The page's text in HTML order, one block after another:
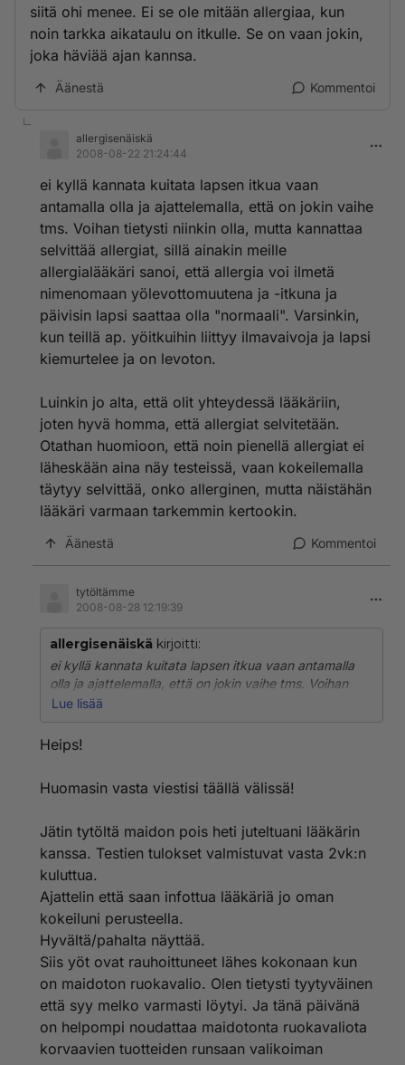
siitä ohi menee. Ei se ole mitään allergiaa, kun
noin tarkka aikataulu on itkulle. Se on vaan jokin,
joka häviää ajan kannsa.
Äänestä Kommentoi
allergisenäiskä
2008-08-22 21:24:44
ei kyllä kannata kuitata lapsen itkua vaan
antamalla olla ja ajattelemalla, että on jokin vaihe
tms. Voihan tietysti niinkin olla, mutta kannattaa
selvittää allergiat, sillä ainakin meille
allergialääkäri sanoi, että allergia voi ilmetä
nimenomaan yölevottomuutena ja -itkuna ja
päivisin lapsi saattaa olla "normaali". Varsinkin,
kun teillä ap. yöitkuihin liittyy ilmavaivoja ja lapsi
kiemurtelee ja on levoton.
Luinkin jo alta, että olit yhteydessä lääkäriin,
joten hyvä homma, että allergiat selvitetään.
Otathan huomioon, että noin pienellä allergiat ei
läheskään aina näy testeissä, vaan kokeilemalla
täytyy selvittää, onko allerginen, mutta näistähän
lääkäri varmaan tarkemmin kertookin.
Äänestä Kommentoi
tytöltämme
2008-08-28 12:19:39
allergisenäiskä kirjoitti:
ei kyllä kannata kuitata lapsen itkua vaan antamalla
olla ja ajattelemalla, että on jokin vaihe tms. Voihan
tietysti niinkin olla, mutta kannattaa selvittää allergiat,
ilmetä nimenomaan yölevottomuutena ja -itkuna ja
päivisin lapsi saattaa olla "normaali". Varsinkin, kun
kiemurtelee ja on levoton.
Luinkin jo alta, että olit yhteydessä lääkäriin, joten
hyvä homma, että allergiat selvitetään. Otathan
näy testeissä, vaan kokeilemalla täytyy selvittää, onko
allerginen, mutta näistähän lääkäri varmaan tarkemmin
kertookin.
Lue lisää
Heips!
Huomasin vasta viestisi täällä välissä!
Jätin tytöltä maidon pois heti juteltuani lääkärin
kanssa. Testien tulokset valmistuvat vasta 2vk:n
kuluttua.
Ajattelin että saan infottua lääkäriä jo oman
kokeiluni perusteella.
Hyvältä/pahalta näyttää.
Siis yöt ovat rauhoittuneet lähes kokonaan kun
on maidoton ruokavalio. Olen tietysti tyytyväinen
että syy melko varmasti löytyi. Ja tänä päivänä
on helpompi noudattaa maidotonta ruokavaliota
korvaavien tuotteiden runsaan valikoiman